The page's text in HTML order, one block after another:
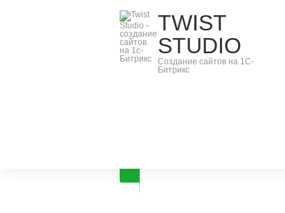
TWIST
STUDIO
Создание сайтов на 1С-
Битрикс